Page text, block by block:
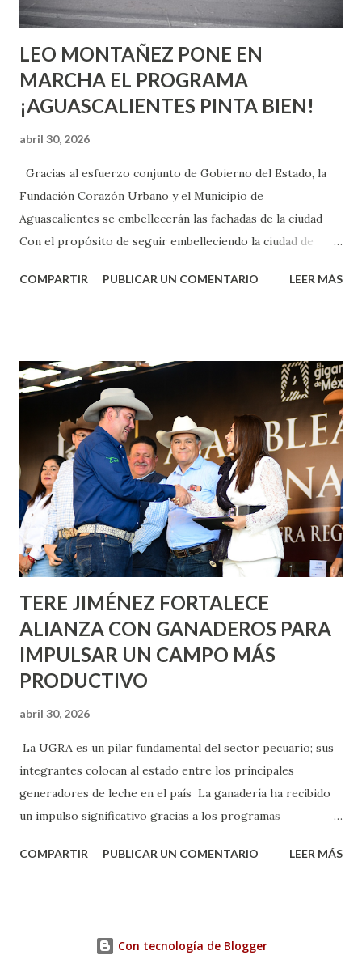
son suficientemen...
LEO MONTAÑEZ PONE EN
MARCHA EL PROGRAMA
¡AGUASCALIENTES PINTA BIEN!
abril 30, 2026
Gracias al esfuerzo conjunto de Gobierno del Estado, la
Fundación Corazón Urbano y el Municipio de
Aguascalientes se embellecerán las fachadas de la ciudad
Con el propósito de seguir embelleciendo la ciudad de
municipal, Leo Montañez dio inicio al programa
Corazón Urbano y el Municipio capital. Leo Montañez
informó que en este programa se usarán cerca de 90 mil
metros cuadrados de pintura, para dar inicio en la calle
Nieto, entre Jesús F. Elizondo y la calle 22 de Octubre, con
lo que se aplicará pintura en 66 casas. Posteriormente se
llevará este programa a Villas de Nuestra Señora de la
Asunción, Avenida Alameda y Decreto 27 de Septiembre, en
los edificios FOVISSSTE Ojo de Agua, en la comunidad
Norias de Paso Hondo y en los edificios de...
COMPARTIR PUBLICAR UN COMENTARIO LEER MÁS
TERE JIMÉNEZ FORTALECE
ALIANZA CON GANADEROS PARA
IMPULSAR UN CAMPO MÁS
PRODUCTIVO
abril 30, 2026
La UGRA es un pilar fundamental del sector pecuario; sus
integrantes colocan al estado entre los principales
generadores de leche en el país La ganadería ha recibido
un impulso significativo gracias a los programas
muestra de su respaldo firme y decidido al campo, la
compromiso de trabajar de la mano con los productores
COMPARTIR PUBLICAR UN COMENTARIO LEER MÁS
Con tecnología de Blogger